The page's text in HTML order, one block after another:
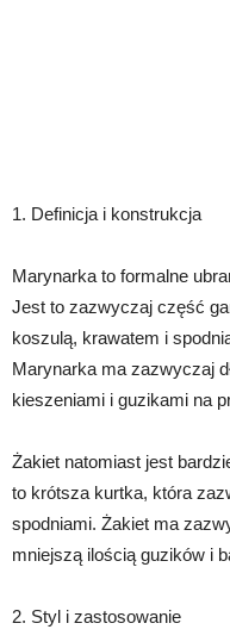
1. Definicja i konstrukcja
Marynarka to formalne
Jest to zazwyczaj część
koszulą, krawatem i
Marynarka ma zazwyczaj
kieszeniami i guzikami na
Żakiet natomiast jest
to krótsza kurtka, która
spodniami. Żakiet ma
mniejszą ilością guzików i
2. Styl i zastosowanie